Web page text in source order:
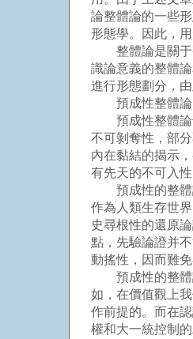
論整體論的一些
形態學。因此，
整體論是關于整
識論意義的整體
進行形態劃分，
預成性整體論
預成性整體論也
不可剝奪性，部
內在黏結的揭示
有先天的不可入
預成性的整體論
作為人類生存世
史尋根性的還原
點，先驗論證并
動搖性，因而難
預成性的整體論
如，在價值觀上
作前提的。而在
權和大一統控制